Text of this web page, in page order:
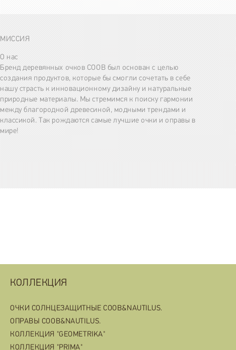
МИССИЯ
О нас
Бренд деревянных очков COOB был основан с целью
создания продуктов, которые бы смогли сочетать в себе
нашу страсть к инновационному дизайну и натуральные
природные материалы. Мы стремимся к поиску гармонии
между благородной древесиной, модными трендами и
классикой. Так рождаются самые лучшие очки и оправы в
мире!
КОЛЛЕКЦИЯ
ОЧКИ СОЛНЦЕЗАЩИТНЫЕ COOB&NAUTILUS.
ОПРАВЫ COOB&NAUTILUS.
КОЛЛЕКЦИЯ "GEOMETRIKA"
КОЛЛЕКЦИЯ "PRIMA"